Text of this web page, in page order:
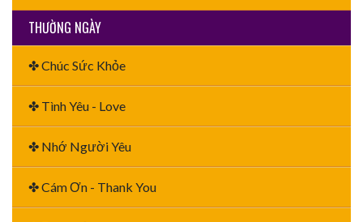
THƯỜNG NGÀY
✤ Chúc Sức Khỏe
✤ Tình Yêu - Love
✤ Nhớ Người Yêu
✤ Cám Ơn - Thank You